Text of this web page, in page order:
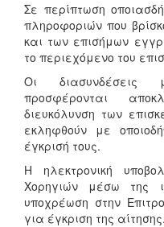
Σε περίπτωση
πληροφοριών που
και των επισήμων
το περιεχόμενο του
Οι διασυνδέσεις
προσφέρονται
διευκόλυνση των
εκληφθούν με
έγκρισή τους.
Η ηλεκτρονική
Χορηγιών μέσω της
υποχρέωση στην
για έγκριση της αίτησης.